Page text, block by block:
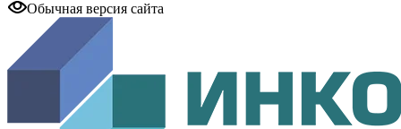
Обычная версия сайта